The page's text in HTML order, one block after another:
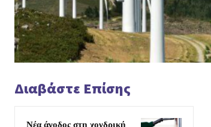
Διαβάστε Επίσης